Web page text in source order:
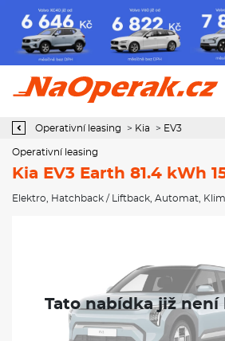
Operativní leasing Kia EV3 Earth 81.4 kWh 150 kW
Operativní leasing > Kia > EV3
Operativní leasing
Kia EV3 Earth 81.4 kWh
Elektro Hatchback / Liftback Automat